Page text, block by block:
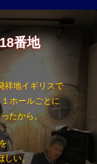
番地
祥地イギリスで
ホールごとに
たから。
い。